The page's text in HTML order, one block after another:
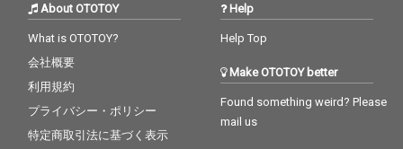
About OTOTOY
What is OTOTOY?
会社概要
利用規約
プライバシー・ポリシー
特定商取引法に基づく表示
Help
Help Top
Make OTOTOY better
Found something weird? Please
mail us